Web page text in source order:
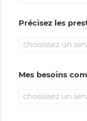
Précisez les
choisissez un
Mes besoins
choisissez un